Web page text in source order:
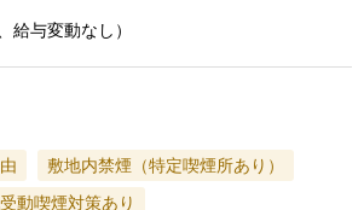
給与変動なし）
敷地内禁煙（特定喫煙所あり）
動喫煙対策あり